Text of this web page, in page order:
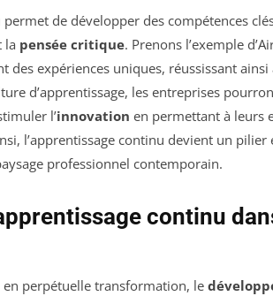
de développer des compétences
la pensée critique. Prenons l’exemple
des expériences uniques, réussissant
d’apprentissage, les entreprises
l’innovation en permettant à leurs
l’apprentissage continu devient un
professionnel contemporain.
continu
perpétuelle transformation, le